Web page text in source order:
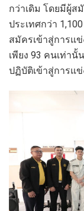
กว่าเดิม โดยมีผู้ส
ประเทศกว่า
สมัครเข้าสู่การแ
เพียง 93 คนเท่า
ปฏิบัติเข้าสู่การแ